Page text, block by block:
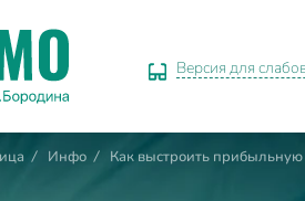
Версия для
/ Инфо / Как выстроить